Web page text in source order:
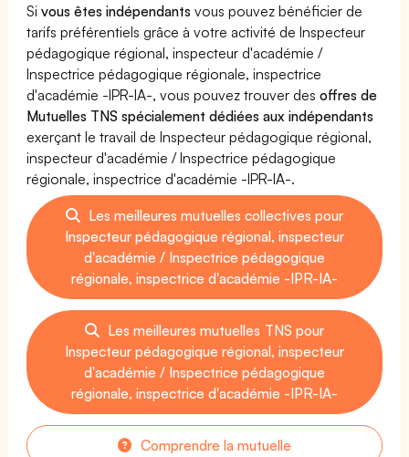
Sivous êtes indépendants vous pouvez bénéficier de
tarifs préférentiels grâce à votre activité de Inspecteur
pédagogique régional, inspecteur d'académie /
Inspectrice pédagogique régionale, inspectrice
d'académie -IPR-IA-, vous pouvez trouver desoffres de
Mutuelles TNS spécialement dédiées aux indépendants
exerçant le travail de Inspecteur pédagogique régional,
inspecteur d'académie / Inspectrice pédagogique
régionale, inspectrice d'académie -IPR-IA-.
Les meilleures mutuelles collectives pour
Inspecteur pédagogique régional, inspecteur
d'académie / Inspectrice pédagogique
régionale, inspectrice d'académie -IPR-IA-
Les meilleures mutuelles TNS pour
Inspecteur pédagogique régional, inspecteur
d'académie / Inspectrice pédagogique
régionale, inspectrice d'académie -IPR-IA-
Comprendre la mutuelle